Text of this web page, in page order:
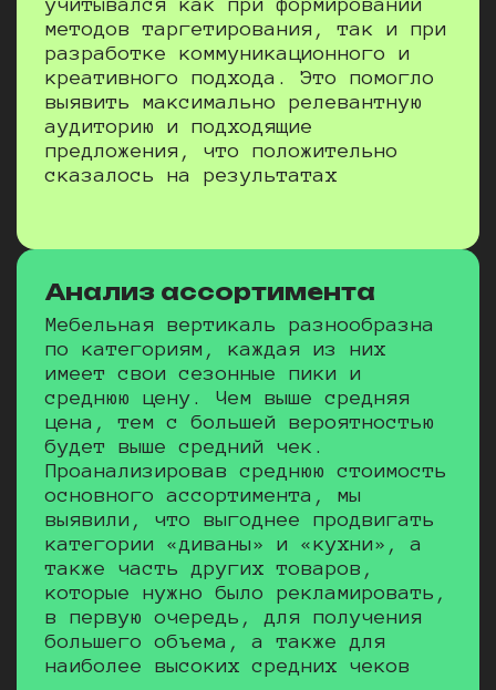
методов таргетирования, так и при
разработке коммуникационного и
креативного подхода. Это помогло
выявить максимально релевантную
аудиторию и подходящие
предложения, что положительно
сказалось на результатах
Анализ ассортимента
Мебельная вертикаль разнообразна
по категориям, каждая из них
имеет свои сезонные пики и
среднюю цену. Чем выше средняя
цена, тем с большей вероятностью
будет выше средний чек.
Проанализировав среднюю стоимость
основного ассортимента, мы
выявили, что выгоднее продвигать
категории «диваны» и «кухни», а
также часть других товаров,
которые нужно было рекламировать,
в первую очередь, для получения
большего объема, а также для
наиболее высоких средних чеков